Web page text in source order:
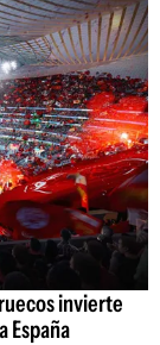
invierte
España